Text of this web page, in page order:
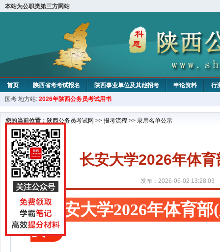
本站为公职类第三方网站
首页 陕西省考考试报名 陕西事业单位及其他招考 申论资料
行
国考 地方站: 2026年陕西公务员考试用书
您的当前位置： 陕西公务员考试网 >> 报考流程 >> 录用名单公示
长安大学2026年体
发布：2026-06-02 13:28:03
长安大学2026年体育
要